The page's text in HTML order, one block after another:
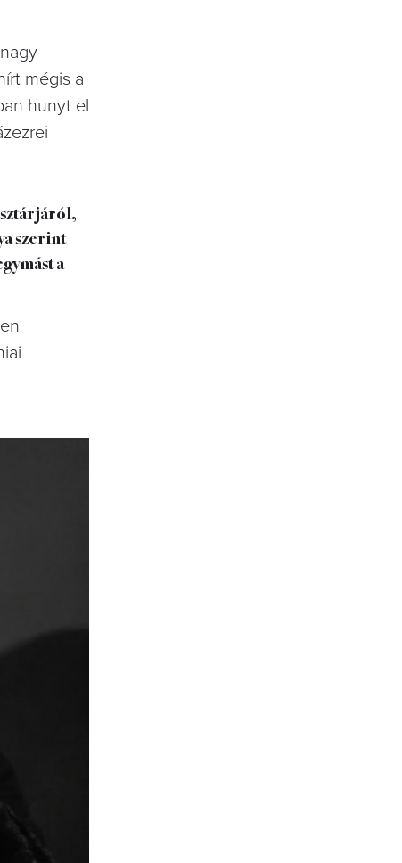
mégis a
hunyt el
szerint
a